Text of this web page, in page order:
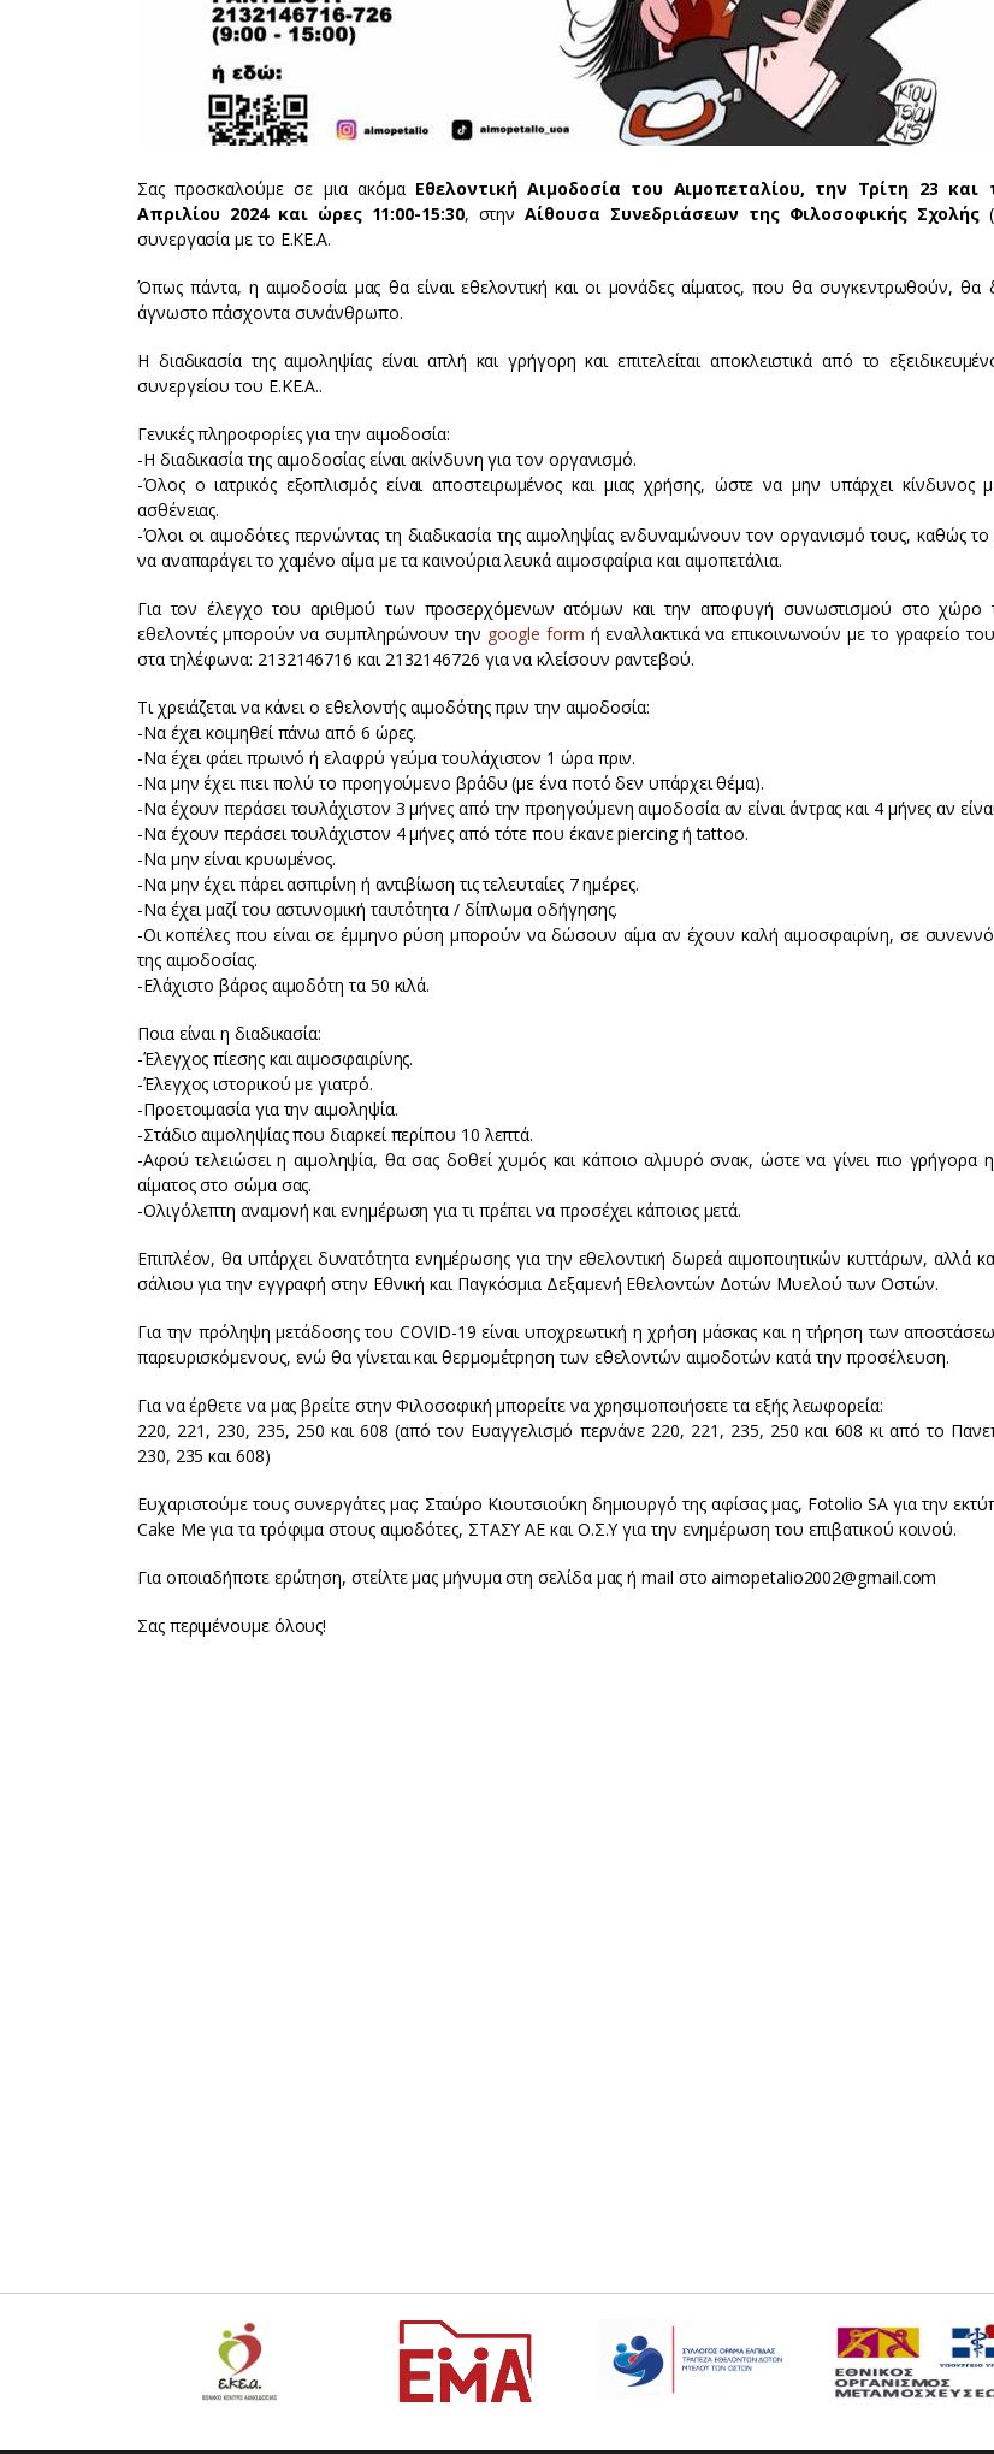
Σας προσκαλούμε σε μια ακόμα Eθελοντική Aιμοδοσία του Αιμοπεταλίου, την Τρίτη 23
Απριλίου 2024 και ώρες 11:00-15:30, στηνΑίθουσα Συνεδριάσεων της Φιλοσοφικής Σχολής
συνεργασία με το Ε.ΚΕ.Α.
Όπως πάντα, η αιμοδοσία μας θα είναι εθελοντική και οι μονάδες αίματος, που θα συγκεντρωθούν, θα
άγνωστο πάσχοντα συνάνθρωπο.
Η διαδικασία της αιμοληψίας είναι απλή και γρήγορη και επιτελείται αποκλειστικά από το
συνεργείου του Ε.ΚΕ.Α..
Γενικές πληροφορίες για την αιμοδοσία:
-Η διαδικασία της αιμοδοσίας είναι ακίνδυνη για τον οργανισμό.
-Όλος ο ιατρικός εξοπλισμός είναι αποστειρωμένος και μιας χρήσης, ώστε να μην υπάρχει κίνδυνος
ασθένειας.
-Όλοι οι αιμοδότες περνώντας τη διαδικασία της αιμοληψίας ενδυναμώνουν τον οργανισμό τους, καθώς
να αναπαράγει το χαμένο αίμα με τα καινούρια λευκά αιμοσφαίρια και αιμοπετάλια.
Για τον έλεγχο του αριθμού των προσερχόμενων ατόμων και την αποφυγή συνωστισμού στο χώρο
εθελοντές μπορούν να συμπληρώνουν την google form ή εναλλακτικά να επικοινωνούν με το γραφείο
στα τηλέφωνα: 2132146716 και 2132146726 για να κλείσουν ραντεβού.
Τι χρειάζεται να κάνει ο εθελοντής αιμοδότης πριν την αιμοδοσία:
-Να έχει κοιμηθεί πάνω από 6 ώρες.
-Να έχει φάει πρωινό ή ελαφρύ γεύμα τουλάχιστον 1 ώρα πριν.
-Να μην έχει πιει πολύ το προηγούμενο βράδυ (με ένα ποτό δεν υπάρχει θέμα).
-Να έχουν περάσει τουλάχιστον 3 μήνες από την προηγούμενη αιμοδοσία αν είναι άντρας και 4 μήνες αν
-Να έχουν περάσει τουλάχιστον 4 μήνες από τότε που έκανε piercing ή tattoo.
-Να μην είναι κρυωμένος.
-Να μην έχει πάρει ασπιρίνη ή αντιβίωση τις τελευταίες 7 ημέρες.
-Να έχει μαζί του αστυνομική ταυτότητα / δίπλωμα οδήγησης.
-Οι κοπέλες που είναι σε έμμηνο ρύση μπορούν να δώσουν αίμα αν έχουν καλή αιμοσφαιρίνη, σε
της αιμοδοσίας.
-Ελάχιστο βάρος αιμοδότη τα 50 κιλά.
Ποια είναι η διαδικασία:
-Έλεγχος πίεσης και αιμοσφαιρίνης.
-Έλεγχος ιστορικού με γιατρό.
-Προετοιμασία για την αιμοληψία.
-Στάδιο αιμοληψίας που διαρκεί περίπου 10 λεπτά.
-Αφού τελειώσει η αιμοληψία, θα σας δοθεί χυμός και κάποιο αλμυρό σνακ, ώστε να γίνει πιο γρήγορα
αίματος στο σώμα σας.
-Ολιγόλεπτη αναμονή και ενημέρωση για τι πρέπει να προσέχει κάποιος μετά.
Επιπλέον, θα υπάρχει δυνατότητα ενημέρωσης για την εθελοντική δωρεά αιμοποιητικών κυττάρων, αλλά
σάλιου για την εγγραφή στην Εθνική και Παγκόσμια Δεξαμενή Εθελοντών Δοτών Μυελού των Οστών.
Για την πρόληψη μετάδοσης του COVID-19 είναι υποχρεωτική η χρήση μάσκας και η τήρηση των
παρευρισκόμενους, ενώ θα γίνεται και θερμομέτρηση των εθελοντών αιμοδοτών κατά την προσέλευση.
Για να έρθετε να μας βρείτε στην Φιλοσοφική μπορείτε να χρησιμοποιήσετε τα εξής λεωφορεία:
220, 221, 230, 235, 250 και 608 (από τον Ευαγγελισμό περνάνε 220, 221, 235, 250 και 608 κι από το
230, 235 και 608)
Ευχαριστούμε τους συνεργάτες μας: Σταύρο Κιουτσιούκη δημιουργό της αφίσας μας, Fotolio SA για την
Cake Me για τα τρόφιμα στους αιμοδότες, ΣΤΑΣΥ ΑΕ και Ο.Σ.Υ για την ενημέρωση του επιβατικού κοινού.
Για οποιαδήποτε ερώτηση, στείλτε μας μήνυμα στη σελίδα μας ή mail στο aimopetalio2002@gmail.com
Σας περιμένουμε όλους!